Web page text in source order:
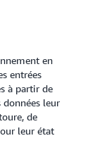
en
entrées
à partir de
données leur
de
leur état